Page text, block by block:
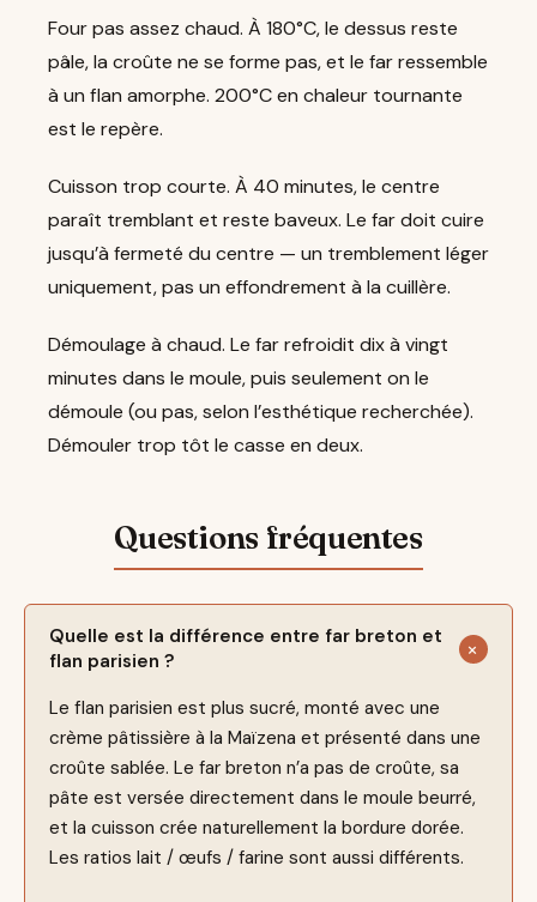
Four pas assez chaud. À 180°C, le dessus reste
pâle, la croûte ne se forme pas, et le far ressemble
à un flan amorphe. 200°C en chaleur tournante
est le repère.
Cuisson trop courte. À 40 minutes, le centre
paraît tremblant et reste baveux. Le far doit cuire
jusqu’à fermeté du centre — un tremblement léger
uniquement, pas un effondrement à la cuillère.
Démoulage à chaud. Le far refroidit dix à vingt
minutes dans le moule, puis seulement on le
démoule (ou pas, selon l’esthétique recherchée).
Démouler trop tôt le casse en deux.
Quelle est la différence entre far breton et
flan parisien ?
Le flan parisien est plus sucré, monté avec une
crème pâtissière à la Maïzena et présenté dans une
croûte sablée. Le far breton n’a pas de croûte, sa
pâte est versée directement dans le moule beurré,
et la cuisson crée naturellement la bordure dorée.
Les ratios lait / œufs / farine sont aussi différents.